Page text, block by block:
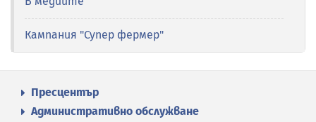
Кампания "Супер фермер"
Пресцентър
Административно обслужване